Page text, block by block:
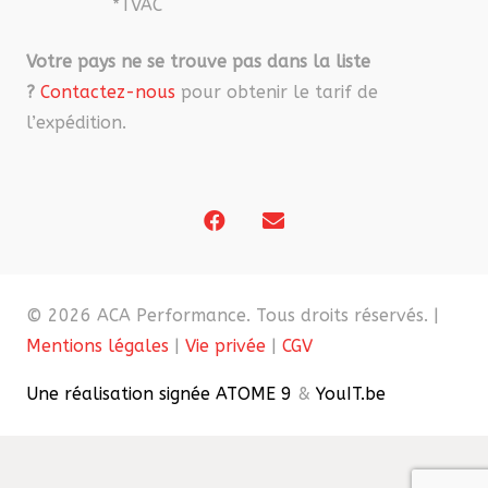
*TVAC
Votre pays ne se trouve pas dans la liste
? Contactez-nous pour obtenir le tarif de
l’expédition.
© 2026 ACA Performance. Tous droits réservés. |
Mentions légales
Vie privée CGV
Une réalisation signée ATOME 9 & YouIT.be